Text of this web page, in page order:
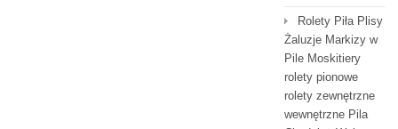
Rolety Piła Plisy
Żaluzje Markizy w
Pile Moskitiery
rolety pionowe
rolety zewnętrzne
wewnętrzne Pila